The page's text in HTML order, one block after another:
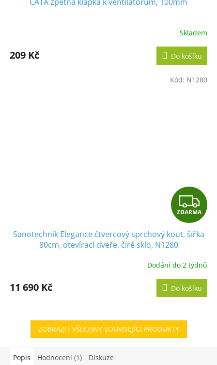
CATA zpětná klapka k ventilátorům, 100mm
Skladem
209 Kč Do košíku
Z
D
A
R
M
A
ZDARMA
Sanotechnik Elegance čtvercový sprchový kout, šířka
80cm, otevírací dveře, čiré sklo, N1280
Dodání do 2 týdnů
11 690 Kč Do košíku
Kód: N1280
ZOBRAZIT VŠECHNY SOUVISEJÍCÍ PRODUKTY
Popis Hodnocení (1) Diskuze